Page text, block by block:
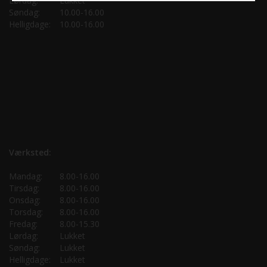
Søndag:
10.00-16.00
Helligdage:
10.00-16.00
Værksted:
Mandag:
8.00-16.00
Tirsdag:
8.00-16.00
Onsdag:
8.00-16.00
Torsdag:
8.00-16.00
Fredag:
8.00-15.30
Lørdag:
Lukket
Søndag:
Lukket
Helligdage:
Lukket